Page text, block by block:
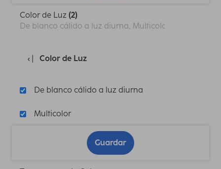
Color de Luz (2)
De blanco cálido a luz diurna, Multicolor
Color de Luz
De blanco cálido a luz diurna
Multicolor
Guardar